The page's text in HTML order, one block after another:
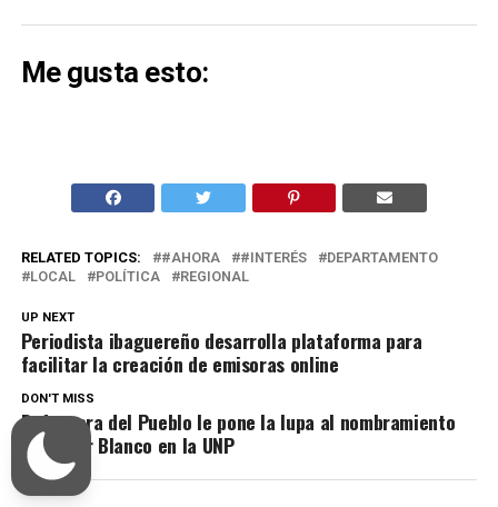
Me gusta esto:
RELATED TOPICS: #AHORA #INTERÉS
DEPARTAMENTO
LOCAL
POLÍTICA REGIONAL
UP NEXT
Periodista ibaguereño desarrolla plataforma para
facilitar la creación de emisoras online
DON'T MISS
Defensora del Pueblo le pone la lupa al nombramiento
de Didier Blanco en la UNP